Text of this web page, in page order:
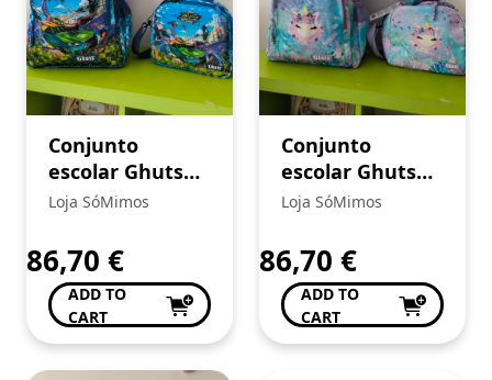
Conjunto
escolar Ghuts
GH RACING 05
Loja SóMimos
86,70 €
ADD TO
CART
Conjunto
escolar Ghuts
Aquadream 04
Loja SóMimos
86,70 €
ADD TO
CART